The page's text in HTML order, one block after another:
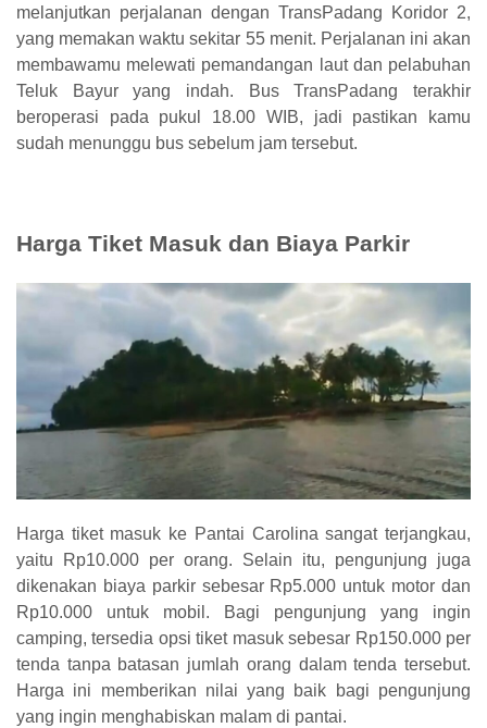
melanjutkan perjalanan dengan TransPadang Koridor 2,
yang memakan waktu sekitar 55 menit. Perjalanan ini akan
membawamu melewati pemandangan laut dan pelabuhan
Teluk Bayur yang indah. Bus TransPadang terakhir
beroperasi pada pukul 18.00 WIB, jadi pastikan kamu
sudah menunggu bus sebelum jam tersebut.
Harga Tiket Masuk dan Biaya Parkir
Harga tiket masuk ke Pantai Carolina sangat terjangkau,
yaitu Rp10.000 per orang. Selain itu, pengunjung juga
dikenakan biaya parkir sebesar Rp5.000 untuk motor dan
Rp10.000 untuk mobil. Bagi pengunjung yang ingin
camping, tersedia opsi tiket masuk sebesar Rp150.000 per
tenda tanpa batasan jumlah orang dalam tenda tersebut.
Harga ini memberikan nilai yang baik bagi pengunjung
yang ingin menghabiskan malam di pantai.